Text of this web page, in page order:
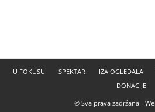
U FOKUSU SPEKTAR IZA OGLEDALA
DONACIJE
© Sva prava zadržana -